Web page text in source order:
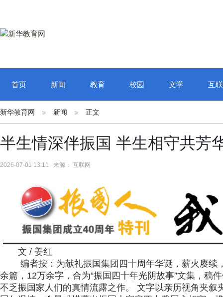
首页 新闻 教育 校园 文学 互
新华教育网 新闻 正文
半生情深伴振国 半生相守共芳
2026-07-01 13:11 来源： 互联网
文 / 姜红
编者按：为献礼振国集团四十周年华诞，薪火赓
余篇，12万余字，合为“振国四十年光阴故事”文集，稿
不乏振国家人们的真情流露之作。 文字以亲历视角夹